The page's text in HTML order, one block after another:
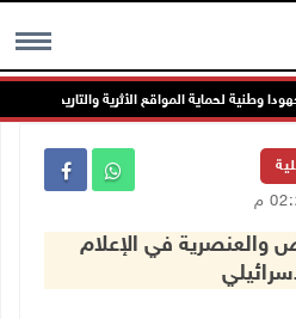
MENU
لحماية المواقع الأثرية والتاريخية المهددة
والعنصرية في الإعلام